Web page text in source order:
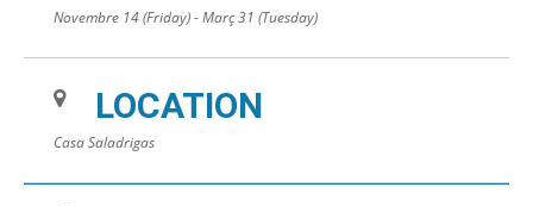
Novembre 14 (Friday) - Març 31 (Tuesday)
LOCATION
Casa Saladrigas